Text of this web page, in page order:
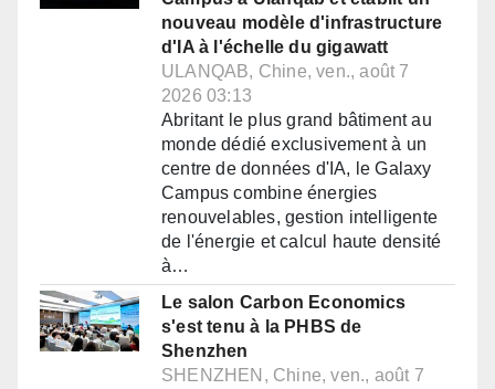
nouveau modèle d'infrastructure
d'IA à l'échelle du gigawatt
ULANQAB, Chine, ven., août 7
2026 03:13
Abritant le plus grand bâtiment au
monde dédié exclusivement à un
centre de données d'IA, le Galaxy
Campus combine énergies
renouvelables, gestion intelligente
de l'énergie et calcul haute densité
à…
Le salon Carbon Economics
s'est tenu à la PHBS de
Shenzhen
SHENZHEN, Chine, ven., août 7